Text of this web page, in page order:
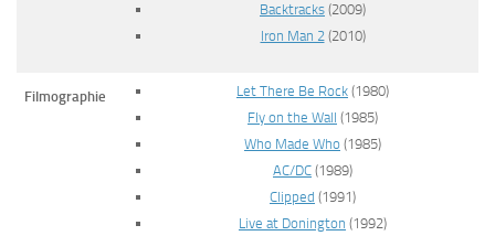
Backtracks (2009)
Iron Man 2(2010)
Filmographie Let There Be Rock (1980)
Fly on the Wall (1985)
Who Made Who (1985)
AC/DC (1989)
Clipped (1991)
Live at Donington (1992)